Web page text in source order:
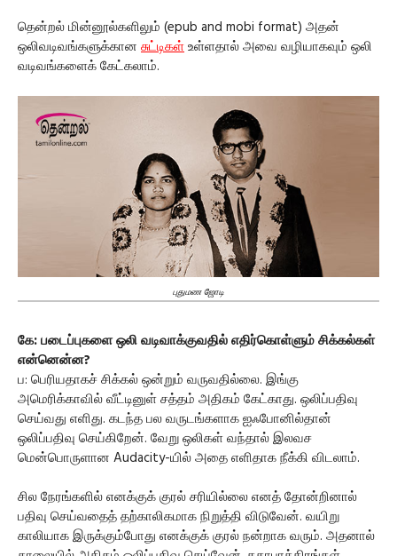
தென்றல் மின்னூல்களிலும் (epub and mobi format) அதன்
ஒலிவடிவங்களுக்கான சுட்டிகள்உள்ளதால் அவை வழியாகவும் ஒலி
வடிவங்களைக் கேட்கலாம்.
புதுமண ஜோடி
கே: படைப்புகளை ஒலி வடிவாக்குவதில் எதிர்கொள்ளும் சிக்கல்கள்
என்னென்ன?
ப: பெரியதாகச் சிக்கல் ஒன்றும் வருவதில்லை. இங்கு
அமெரிக்காவில் வீட்டினுள் சத்தம் அதிகம் கேட்காது. ஒலிப்பதிவு
செய்வது எளிது. கடந்த பல வருடங்களாக ஐஃபோனில்தான்
ஒலிப்பதிவு செய்கிறேன். வேறு ஒலிகள் வந்தால் இலவச
மென்பொருளான Audacity-யில் அதை எளிதாக நீக்கி விடலாம்.
சில நேரங்களில் எனக்குக் குரல் சரியில்லை எனத் தோன்றினால்
பதிவு செய்வதைத் தற்காலிகமாக நிறுத்தி விடுவேன். வயிறு
காலியாக இருக்கும்போது எனக்குக் குரல் நன்றாக வரும். அதனால்